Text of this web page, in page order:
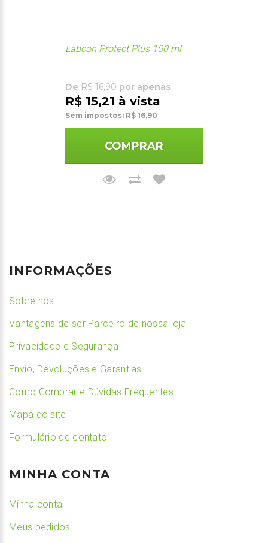
Labcon Protect Plus 100 ml
De R$ 16,90 por apenas
R$ 15,21 à vista
Sem impostos: R$ 16,90
COMPRAR
INFORMAÇÕES
Sobre nós
Vantagens de ser Parceiro de nossa loja
Privacidade e Segurança
Envio, Devoluções e Garantias
Como Comprar e Dúvidas Frequentes
Mapa do site
Formulário de contato
MINHA CONTA
Minha conta
Meus pedidos